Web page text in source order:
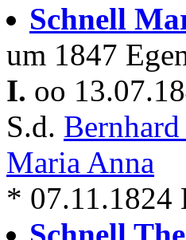
Schnell
um 1847
I. oo
S.d. Bernhard
Maria Anna
* 07.11.1824